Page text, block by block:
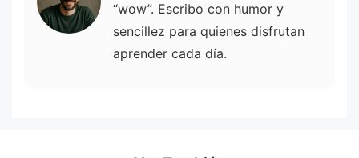
“wow”. Escribo con humor y
sencillez para quienes disfrutan
aprender cada día.